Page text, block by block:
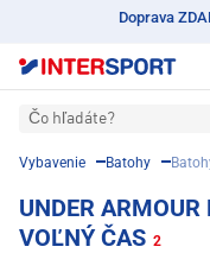
Doprava
Čo hľadáte?
Vybavenie Batohy
UNDER
VOĽNÝ ČAS 2